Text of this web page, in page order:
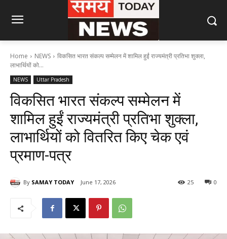
Home NEWS
विकसित भारत संकल्प सम्मेलन में शामिल हुईं राज्यमंत्री प्रतिभा शुक्ला,
लाभार्थियों को...
NEWS Uttar Pradesh
विकसित भारत संकल्प सम्मेलन में
शामिल हुईं राज्यमंत्री प्रतिभा शुक्ला,
लाभार्थियों को वितरित किए चेक एवं
प्रमाण-पत्र
By SAMAY TODAY June 17, 2026 0
25